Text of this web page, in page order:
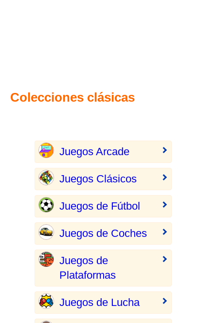
Colecciones clásicas
Juegos Arcade
Juegos Clásicos
Juegos de Fútbol
Juegos de Coches
Juegos de
Plataformas
Juegos de Lucha